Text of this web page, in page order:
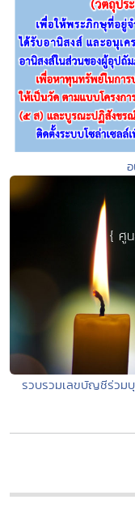
รวบรวมเลขบัญชีร่วม